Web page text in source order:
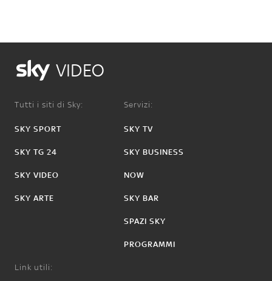
VIDEO
Tutti i siti di Sky:
SKY SPORT
SKY TG 24
SKY VIDEO
SKY ARTE
Servizi:
SKY TV
SKY BUSINESS
NOW
SKY BAR
SPAZI SKY
PROGRAMMI
Link utili: